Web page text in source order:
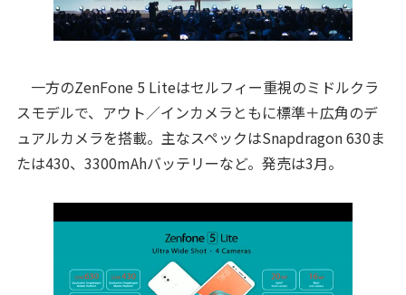
一方のZenFone 5 Liteはセルフィー重視のミドルクラ
スモデルで、アウト／インカメラともに標準＋広角のデ
ュアルカメラを搭載。主なスペックはSnapdragon 630ま
たは430、3300mAhバッテリーなど。発売は3月。